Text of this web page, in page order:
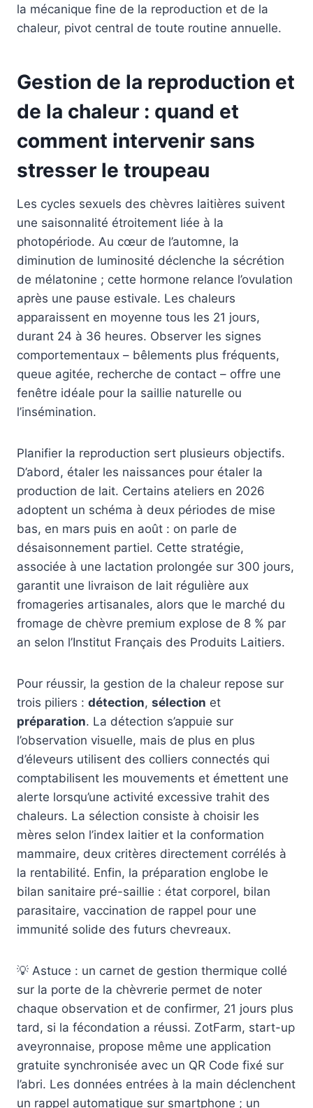
la mécanique fine de la reproduction et de la
chaleur, pivot central de toute routine annuelle.
Gestion de la reproduction et
de la chaleur : quand et
comment intervenir sans
stresser le troupeau
Les cycles sexuels des chèvres laitières suivent
une saisonnalité étroitement liée à la
photopériode. Au cœur de l’automne, la
diminution de luminosité déclenche la sécrétion
de mélatonine ; cette hormone relance l’ovulation
après une pause estivale. Les chaleurs
apparaissent en moyenne tous les 21 jours,
durant 24 à 36 heures. Observer les signes
comportementaux – bêlements plus fréquents,
queue agitée, recherche de contact – offre une
fenêtre idéale pour la saillie naturelle ou
l’insémination.
Planifier la reproduction sert plusieurs objectifs.
D’abord, étaler les naissances pour étaler la
production de lait. Certains ateliers en 2026
adoptent un schéma à deux périodes de mise
bas, en mars puis en août : on parle de
désaisonnement partiel. Cette stratégie,
associée à une lactation prolongée sur 300 jours,
garantit une livraison de lait régulière aux
fromageries artisanales, alors que le marché du
fromage de chèvre premium explose de 8 % par
an selon l’Institut Français des Produits Laitiers.
Pour réussir, la gestion de la chaleur repose sur
trois piliers : détection, sélection et
préparation. La détection s’appuie sur
l’observation visuelle, mais de plus en plus
d’éleveurs utilisent des colliers connectés qui
comptabilisent les mouvements et émettent une
alerte lorsqu’une activité excessive trahit des
chaleurs. La sélection consiste à choisir les
mères selon l’index laitier et la conformation
mammaire, deux critères directement corrélés à
la rentabilité. Enfin, la préparation englobe le
bilan sanitaire pré-saillie : état corporel, bilan
parasitaire, vaccination de rappel pour une
immunité solide des futurs chevreaux.
💡 Astuce : un carnet de gestion thermique collé
sur la porte de la chèvrerie permet de noter
chaque observation et de confirmer, 21 jours plus
tard, si la fécondation a réussi. ZotFarm, start-up
aveyronnaise, propose même une application
gratuite synchronisée avec un QR Code fixé sur
l’abri. Les données entrées à la main déclenchent
un rappel automatique sur smartphone ; un